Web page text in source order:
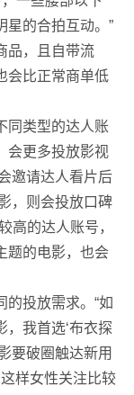
星的合拍互动。”
品，且自带流
会比正常商单低
同类型的达人账
会更多投放影视
邀请达人看片后
，则会投放口碑
高的达人账号，
题的电影，也会
投放需求。“如
我首选‘布衣探
要破圈触达新用
样女性关注比较